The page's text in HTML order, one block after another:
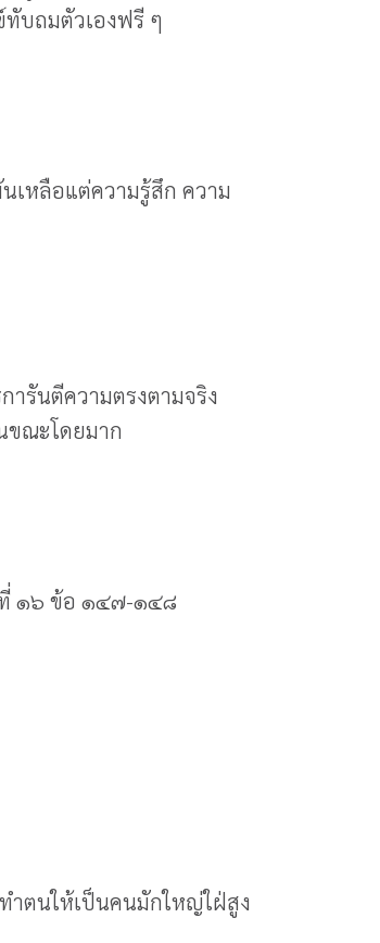
บถมตัวเองฟรี ๆ
เหลือแต่ความรู้สึก ความ
ารันตีความตรงตามจริง
ขณะโดยมาก
ที่ ๑๖ ข้อ ๑๔๗-๑๔๘
ำตนให้เป็นคนมักใหญ่ใฝ่สูง